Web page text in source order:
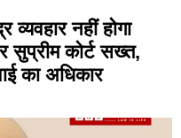
नहीं होगा
सुप्रीम कोर्ट सख्त,
का अधिकार